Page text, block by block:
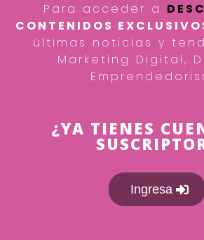
Para acceder a
CONTENIDOS
últimas noticias y
Marketing Digital,
¿YA TIENES
Ingresa